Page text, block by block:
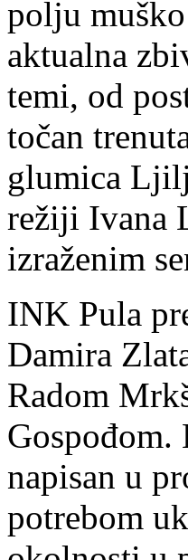
polju
aktualna
temi, od
točan
glumica
režiji Ivana
izraženim
INK Pula
Damira
Radom
Gospođom.
napisan u
potrebom